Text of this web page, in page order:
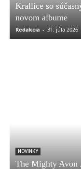
Krallice so
novom albume
Redakcia - 31. júla 2026
NOVINKY
The Mighty Avon